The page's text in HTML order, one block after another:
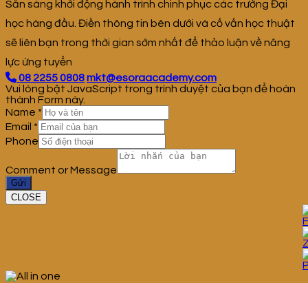
Sẵn sàng khởi động hành trình chinh phục các trường Đại
học hàng đầu. Điền thông tin bên dưới và cố vấn học thuật
sẽ liên bạn trong thời gian sớm nhất để thảo luận về năng
lực ứng tuyển
08 2255 0808mkt@esoraacademy.com
Vui lòng bật JavaScript trong trình duyệt của bạn để hoàn
thành Form này.
Name *
Email *
Phone
Comment or Message
Gửi
CLOSE